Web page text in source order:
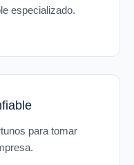
especializado.
para tomar